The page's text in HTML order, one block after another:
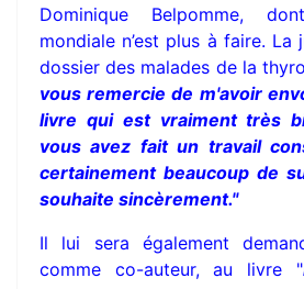
Dominique Belpomme,
mondiale n’est plus à faire. La
dossier des malades de la
vous remercie de m'avoir
livre qui est vraiment très
vous avez fait un travail
certainement beaucoup de
souhaite sincèrement."
Il lui sera également
comme co-auteur, au livre "